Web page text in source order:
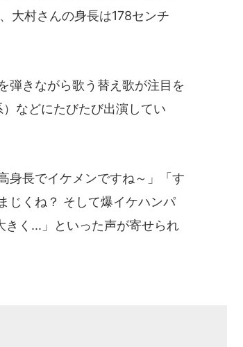
大村さんの身長は178センチ
弾きながら歌う替え歌が注目を
などにたびたび出演してい
身長でイケメンですね～」「す
じくね？ そして爆イケハンパ
く...」といった声が寄せられ